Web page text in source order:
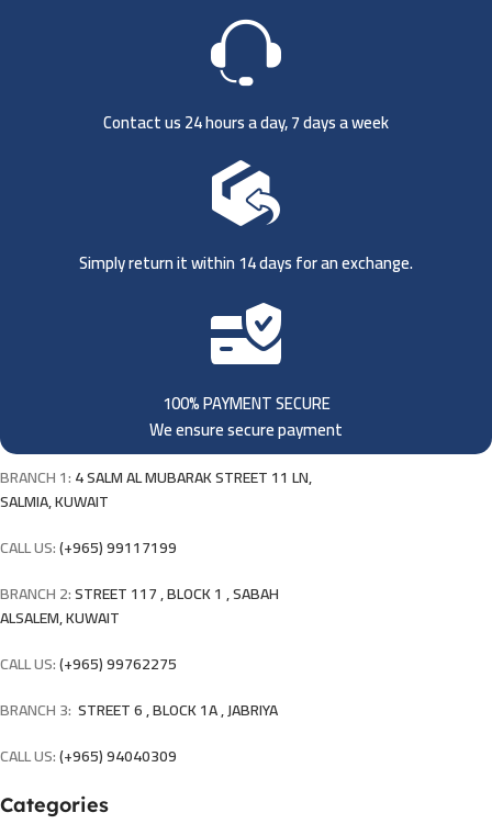
Contact us 24 hours a day, 7 days a week
Simply return it within 14 days for an exchange.
100% PAYMENT SECURE
We ensure secure payment
BRANCH 1:4 SALM AL MUBARAK STREET 11 LN,
SALMIA, KUWAIT
CALL US:(+965) 99117199
BRANCH 2:STREET 117 , BLOCK 1 , SABAH
ALSALEM, KUWAIT
CALL US:(+965) 99762275
BRANCH 3: STREET 6 , BLOCK 1A , JABRIYA
CALL US:(+965) 94040309
Categories